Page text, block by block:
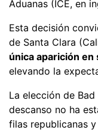
Aduanas (ICE, en
Esta decisión
de Santa Clara
única aparición
elevando la
La elección de
descanso no ha
filas republicanas